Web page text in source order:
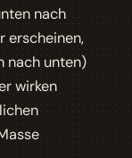
nach
erscheinen,
nach unten)
wirken